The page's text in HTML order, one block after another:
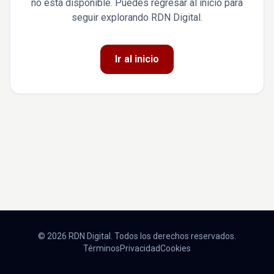
no está disponible. Puedes regresar al inicio para
seguir explorando RDN Digital.
Ir al inicio
© 2026 RDN Digital. Todos los derechos reservados.
TérminosPrivacidadCookies